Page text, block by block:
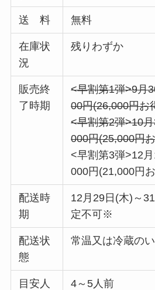
送 料 無料
在庫状
況
残りわずか
販売終
了時期
<早割第1弾>9月
00円(26,000円お
<早割第2弾>10
000円(25,000円
<早割第3弾>12
000円(21,000円
配送時
期
12月29日(木)～
定不可※
配送状
態
常温又は冷蔵の
目安人 4～5人前